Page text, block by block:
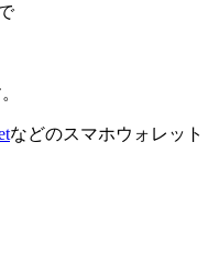
などのスマホウォレット